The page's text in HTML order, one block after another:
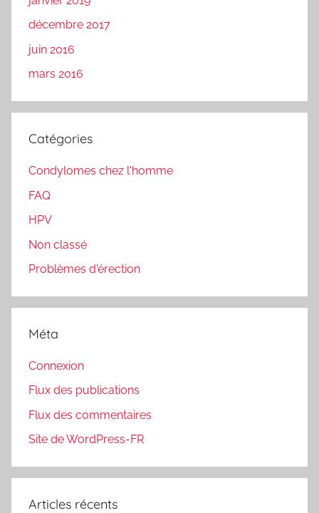
décembre 2017
juin 2016
mars 2016
Catégories
Condylomes chez l'homme
FAQ
HPV
Non classé
Problèmes d'érection
Méta
Connexion
Flux des publications
Flux des commentaires
Site de WordPress-FR
Articles récents